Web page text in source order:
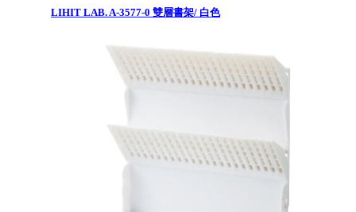
LIHIT LAB. A-3577-0 雙層書架/ 白色